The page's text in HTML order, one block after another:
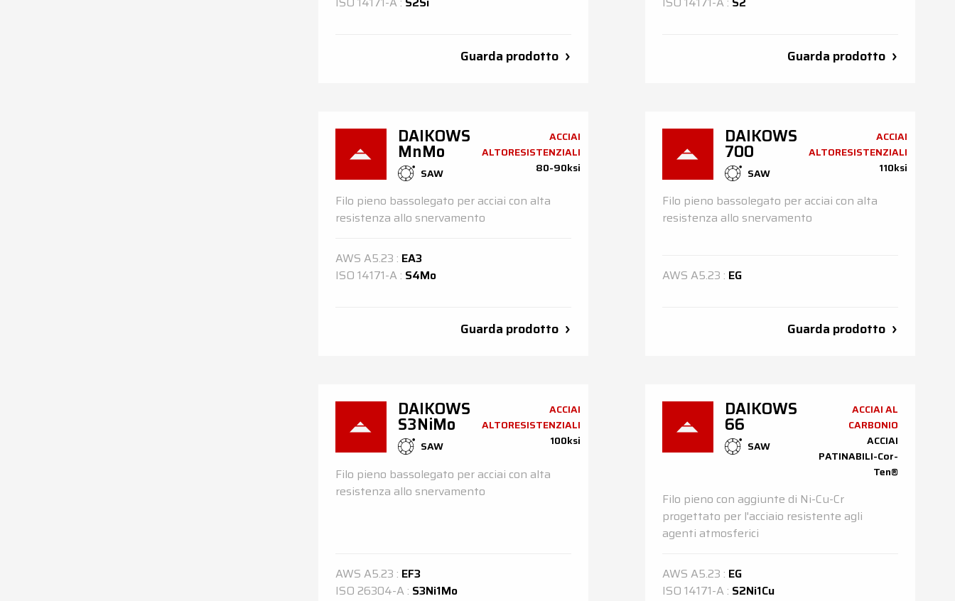
Guarda prodotto Guarda prodotto
DAIKOWS
MnMo
SAW
ACCIAI
ALTORESISTENZIALI
80-90ksi
Filo pieno bassolegato per acciai con alta
resistenza allo snervamento
AWS A5.23 : EA3
ISO 14171-A : S4Mo
Guarda prodotto
DAIKOWS
700
SAW
ACCIAI
ALTORESISTENZIALI
110ksi
Filo pieno bassolegato per acciai con alta
resistenza allo snervamento
AWS A5.23 : EG
Guarda prodotto
DAIKOWS
S3NiMo
SAW
ACCIAI
ALTORESISTENZIALI
100ksi
Filo pieno bassolegato per acciai con alta
resistenza allo snervamento
AWS A5.23 : EF3
ISO 26304-A : S3Ni1Mo
DAIKOWS
66
SAW
ACCIAI AL
CARBONIO
ACCIAI
PATINABILI-Cor-
Ten®
Filo pieno con aggiunte di Ni-Cu-Cr
progettato per l'acciaio resistente agli
agenti atmosferici
AWS A5.23 : EG
ISO 14171-A : S2Ni1Cu